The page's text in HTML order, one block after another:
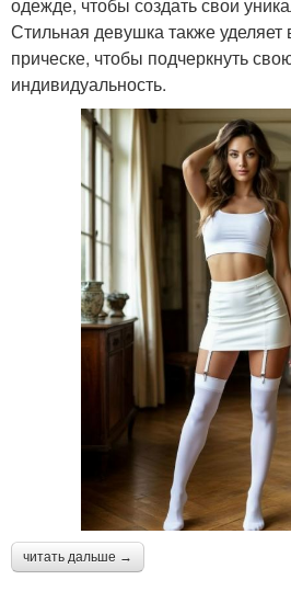
Стильная девушка также
прическе, чтобы подчеркнуть
индивидуальность.
читать дальше →